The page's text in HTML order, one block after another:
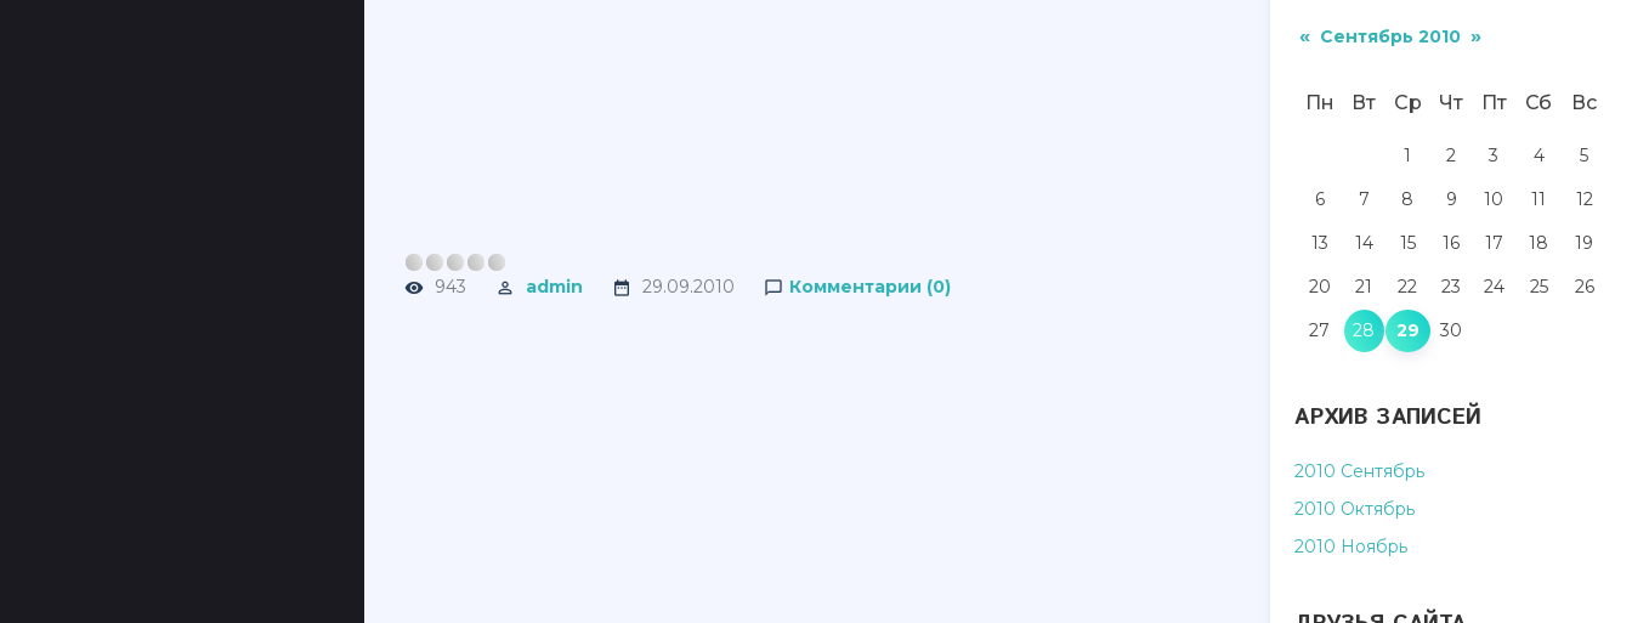
943 admin 29.09.2010 Комментарии (0)
« Сентябрь 2010 »
Пн Вт Ср Чт Пт Сб Вс
1 2 3 4
5
6
7 8 9 10 11
12
13
14 15 16 17 18
19
20
21 22 23 24 25
26
27
28 29 30
АРХИВ ЗАПИСЕЙ
2010 Сентябрь
2010 Октябрь
2010 Ноябрь